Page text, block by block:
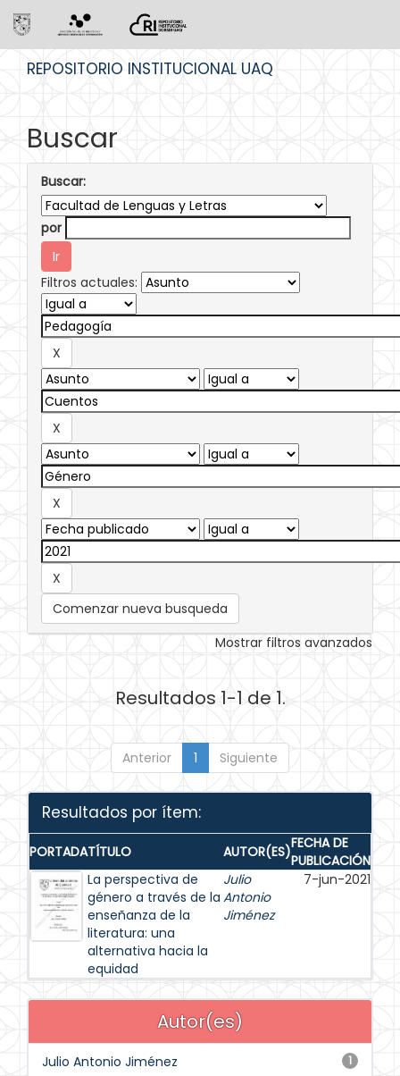
REPOSITORIO INSTITUCIONAL UAQ
Buscar
Buscar:
por
Filtros actuales:
Comenzar nueva busqueda
Mostrar filtros avanzados
Resultados 1-1 de 1.
Anterior 1 Siguiente
Resultados por ítem:
PORTADATÍTULO AUTOR(ES)FECHA DE
PUBLICACIÓN
La perspectiva de
género a través de la
enseñanza de la
literatura: una
alternativa hacia la
equidad
Julio
Antonio
Jiménez
7-jun-2021
Autor(es)
1
Julio Antonio Jiménez